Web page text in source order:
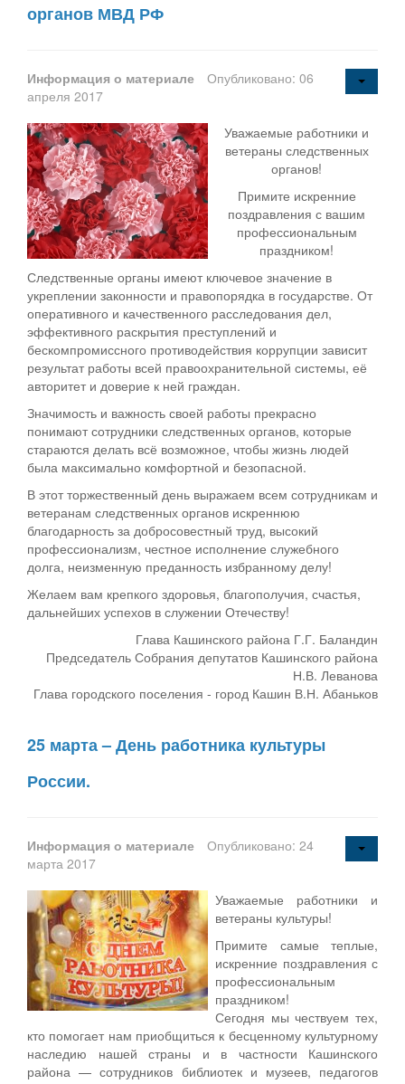
органов МВД РФ
Информация о материале
Опубликовано: 06
апреля 2017
Уважаемые работники и
ветераны следственных
органов!
Примите искренние
поздравления с вашим
профессиональным
праздником!
Следственные органы имеют ключевое значение в
укреплении законности и правопорядка в государстве. От
оперативного и качественного расследования дел,
эффективного раскрытия преступлений и
бескомпромиссного противодействия коррупции зависит
результат работы всей правоохранительной системы, её
авторитет и доверие к ней граждан.
Значимость и важность своей работы прекрасно
понимают сотрудники следственных органов, которые
стараются делать всё возможное, чтобы жизнь людей
была максимально комфортной и безопасной.
В этот торжественный день выражаем всем сотрудникам и
ветеранам следственных органов искреннюю
благодарность за добросовестный труд, высокий
профессионализм, честное исполнение служебного
долга, неизменную преданность избранному делу!
Желаем вам крепкого здоровья, благополучия, счастья,
дальнейших успехов в служении Отечеству!
Глава Кашинского района Г.Г. Баландин
Председатель Собрания депутатов Кашинского района
Н.В. Леванова
Глава городского поселения - город Кашин В.Н. Абаньков
25 марта – День работника культуры
России.
Информация о материале
Опубликовано: 24
марта 2017
Уважаемые работники и
ветераны культуры!
Примите самые теплые,
искренние поздравления с
профессиональным
праздником!
Сегодня мы чествуем тех,
кто помогает нам приобщиться к бесценному культурному
наследию нашей страны и в частности Кашинского
района — сотрудников библиотек и музеев, педагогов